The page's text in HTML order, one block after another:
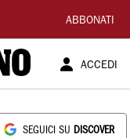
ABBONATI
ACCEDI
SEGUICI SU DISCOVER